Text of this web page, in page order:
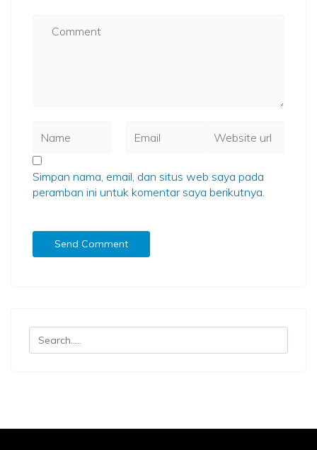
Simpan nama, email, dan situs web saya pada
peramban ini untuk komentar saya berikutnya.